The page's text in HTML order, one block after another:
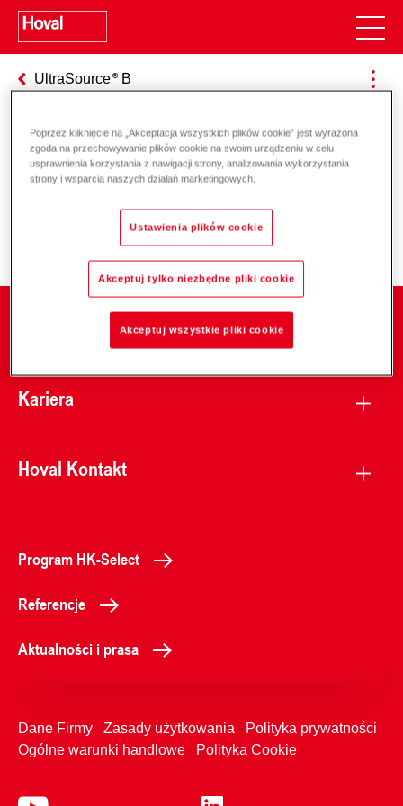
UltraSource B
Odpowiedzialność za energię i
Kariera
Hoval Kontakt
Program HK-Select
Referencje
Aktualności i prasa
Dane Firmy Zasady użytkowania
Polityka prywatności
Ogólne warunki handlowe
Polityka Cookie
Poprzez kliknięcie na „Akceptacja wszystkich plików cookie” jest wyrażona
zgoda na przechowywanie plików cookie na swoim urządzeniu w celu
usprawnienia korzystania z nawigacji strony, analizowania wykorzystania
strony i wsparcia naszych działań marketingowych.
Ustawienia plików cookie
Akceptuj tylko niezbędne pliki cookie
Akceptuj wszystkie pliki cookie